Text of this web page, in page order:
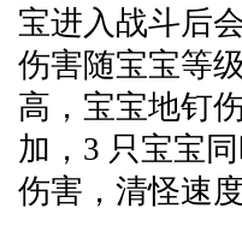
宝进入战斗后
伤害随宝宝等
高，宝宝地钉
加，3 只宝宝
伤害，清怪速